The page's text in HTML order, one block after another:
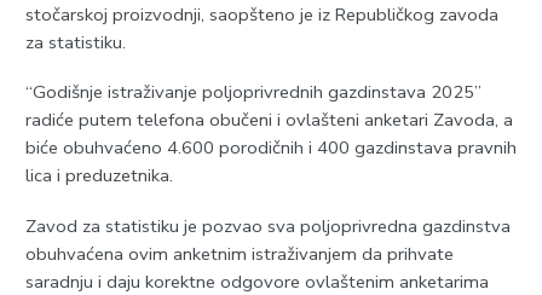
stočarskoj proizvodnji, saopšteno je iz Republičkog zavoda
za statistiku.
“Godišnje istraživanje poljoprivrednih gazdinstava 2025”
radiće putem telefona obučeni i ovlašteni anketari Zavoda, a
biće obuhvaćeno 4.600 porodičnih i 400 gazdinstava pravnih
lica i preduzetnika.
Zavod za statistiku je pozvao sva poljoprivredna gazdinstva
obuhvaćena ovim anketnim istraživanjem da prihvate
saradnju i daju korektne odgovore ovlaštenim anketarima